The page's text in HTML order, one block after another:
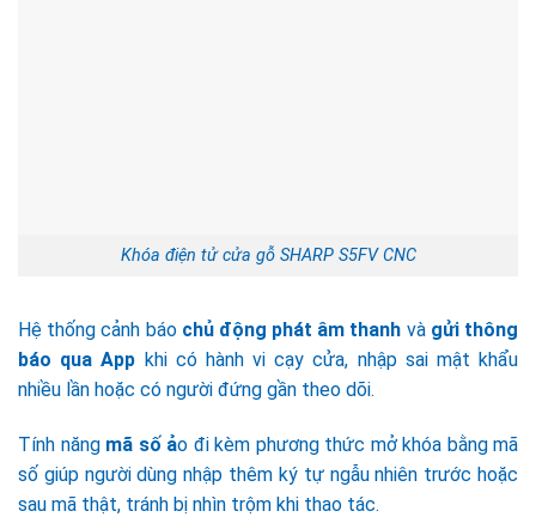
Khóa điện tử cửa gỗ SHARP S5FV CNC
Hệ thống cảnh báo chủ động phát âm thanh và gửi thông
báo qua App khi có hành vi cạy cửa, nhập sai mật khẩu
nhiều lần hoặc có người đứng gần theo dõi.
Tính năng mã số ảo đi kèm phương thức mở khóa bằng mã
số giúp người dùng nhập thêm ký tự ngẫu nhiên trước hoặc
sau mã thật, tránh bị nhìn trộm khi thao tác.